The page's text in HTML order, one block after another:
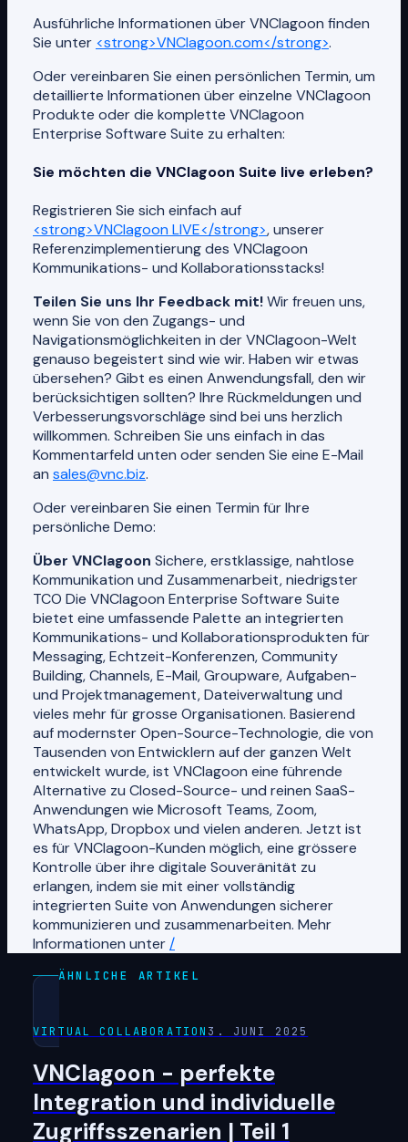
Ausführliche Informationen über VNClagoon finden
Sie unter <strong>VNClagoon.com</strong>.
Oder vereinbaren Sie einen persönlichen Termin, um
detaillierte Informationen über einzelne VNClagoon
Produkte oder die komplette VNClagoon
Enterprise Software Suite zu erhalten:
Sie möchten die VNClagoon Suite live erleben?
Registrieren Sie sich einfach auf
<strong>VNClagoon LIVE</strong>, unserer
Referenzimplementierung des VNClagoon
Kommunikations- und Kollaborationsstacks!
Teilen Sie uns Ihr Feedback mit!Wir freuen uns,
wenn Sie von den Zugangs- und
Navigationsmöglichkeiten in der VNClagoon-Welt
genauso begeistert sind wie wir. Haben wir etwas
übersehen? Gibt es einen Anwendungsfall, den wir
berücksichtigen sollten? Ihre Rückmeldungen und
Verbesserungsvorschläge sind bei uns herzlich
willkommen. Schreiben Sie uns einfach in das
Kommentarfeld unten oder senden Sie eine E-Mail
an sales@vnc.biz.
Oder vereinbaren Sie einen Termin für Ihre
persönliche Demo:
Über VNClagoon Sichere, erstklassige, nahtlose
Kommunikation und Zusammenarbeit, niedrigster
TCO Die VNClagoon Enterprise Software Suite
bietet eine umfassende Palette an integrierten
Kommunikations- und Kollaborationsprodukten für
Messaging, Echtzeit-Konferenzen, Community
Building, Channels, E-Mail, Groupware, Aufgaben-
und Projektmanagement, Dateiverwaltung und
vieles mehr für grosse Organisationen. Basierend
auf modernster Open-Source-Technologie, die von
Tausenden von Entwicklern auf der ganzen Welt
entwickelt wurde, ist VNClagoon eine führende
Alternative zu Closed-Source- und reinen SaaS-
Anwendungen wie Microsoft Teams, Zoom,
WhatsApp, Dropbox und vielen anderen. Jetzt ist
es für VNClagoon-Kunden möglich, eine grössere
Kontrolle über ihre digitale Souveränität zu
erlangen, indem sie mit einer vollständig
integrierten Suite von Anwendungen sicherer
kommunizieren und zusammenarbeiten. Mehr
Informationen unter/
ÄHNLICHE ARTIKEL
VIRTUAL COLLABORATION 3. JUNI 2025
VNClagoon - perfekte
Integration und individuelle
Zugriffsszenarien | Teil 1